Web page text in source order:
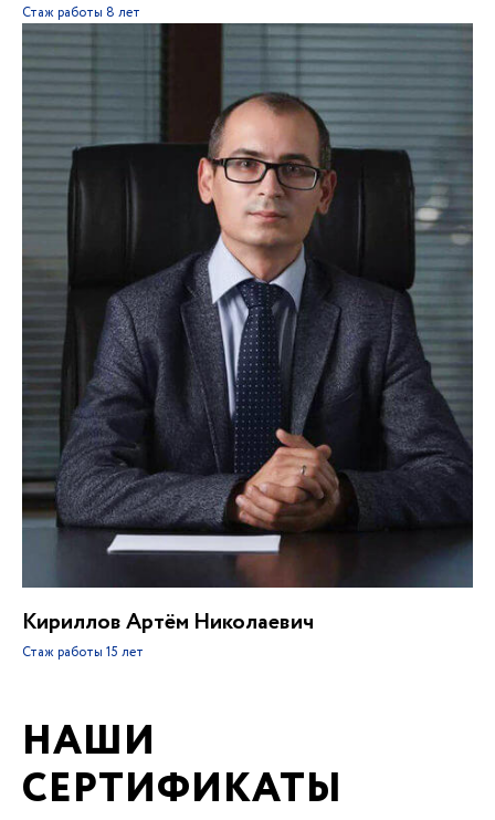
Стаж работы 8 лет
Кириллов Артём Николаевич
Стаж работы 15 лет
НАШИ
СЕРТИФИКАТЫ